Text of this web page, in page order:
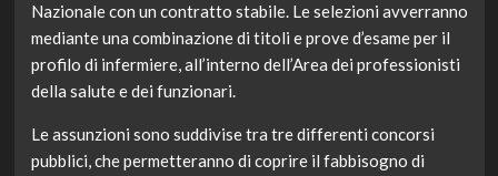
Nazionale con un contratto stabile. Le selezioni avverranno
mediante una combinazione di titoli e prove d’esame per il
profilo di infermiere, all’interno dell’Area dei professionisti
della salute e dei funzionari.
Le assunzioni sono suddivise tra tre differenti concorsi
pubblici, che permetteranno di coprire il fabbisogno di